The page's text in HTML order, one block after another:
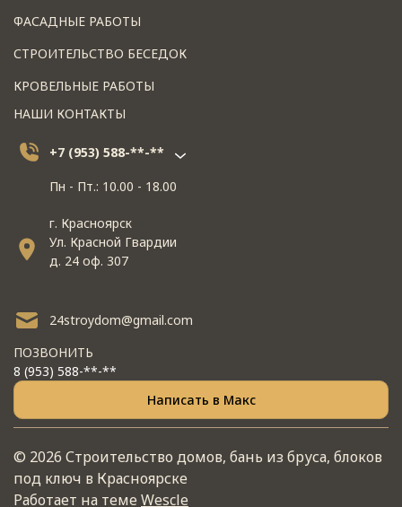
ФАСАДНЫЕ РАБОТЫ
СТРОИТЕЛЬСТВО БЕСЕДОК
КРОВЕЛЬНЫЕ РАБОТЫ
НАШИ КОНТАКТЫ
+7 (953) 588-**-**
Пн - Пт.: 10.00 - 18.00
г. Красноярск
Ул. Красной Гвардии
д. 24 оф. 307
24stroydom@gmail.com
ПОЗВОНИТЬ
8 (953) 588-**-**
Написать в Макс
© 2026 Строительство домов, бань из бруса, блоков
под ключ в Красноярске
Работает на темеWescle